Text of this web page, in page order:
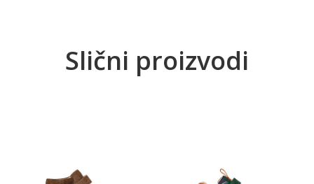
Slični proizvodi